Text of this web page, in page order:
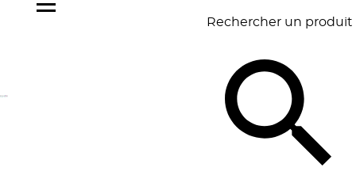
Rechercher un produit
BAGAGERIE BUREAU